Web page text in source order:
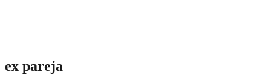
ex pareja